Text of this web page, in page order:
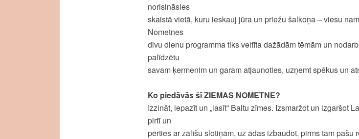
norisināsies
skaistā vietā, kuru ieskauj jūra un priežu šalkoņa – viesu
Nometnes
divu dienu programma tiks veltīta dažādām tēmām un
palīdzētu
savam ķermenim un garam atjaunoties, uzņemt spēkus un
Ko piedāvās šī ZIEMAS NOMETNE?
Izzināt, iepazīt un „lasīt” Baltu zīmes. Izsmaržot un izgaršot
pirtī un
pērties ar zālīšu slotiņām, uz ādas izbaudot, pirms tam